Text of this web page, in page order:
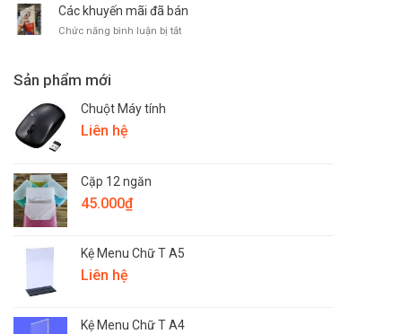
sách
lý
Các khuyến mãi đã bán
Chức năng bình luận bị tắtở
Sản phẩm mới
Chuột Máy tính
Liên hệ
Cặp 12 ngăn
45.000₫
Kệ Menu Chữ T A5
Liên hệ
Kệ Menu Chữ T A4